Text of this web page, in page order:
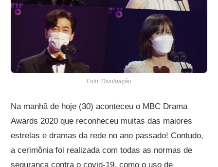
Foto: Divulgação
Na manhã de hoje (30) aconteceu o MBC Drama
Awards 2020 que reconheceu muitas das maiores
estrelas e dramas da rede no ano passado! Contudo,
a cerimônia foi realizada com todas as normas de
segurança contra o covid-19, como o uso de